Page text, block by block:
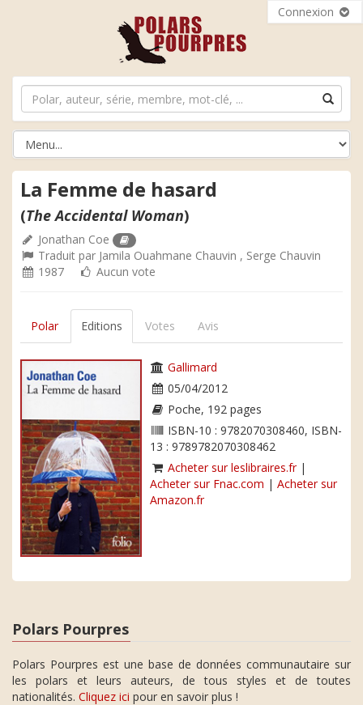
Connexion
La Femme de hasard
(The Accidental Woman)
Jonathan Coe
Traduit par Jamila Ouahmane Chauvin , Serge Chauvin
1987
Aucun vote
Polar Editions Votes Avis
Gallimard
05/04/2012
Poche, 192 pages
ISBN-10 : 9782070308460, ISBN-
13 : 9789782070308462
Acheter sur leslibraires.fr|
Acheter sur Fnac.com | Acheter sur
Amazon.fr
Polars Pourpres
Polars Pourpres est une base de données communautaire sur
les polars et leurs auteurs, de tous styles et de toutes
nationalités. Cliquez ici pour en savoir plus !